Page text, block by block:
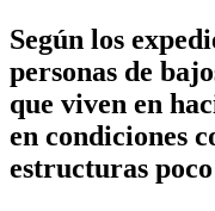
Según los
personas de
que viven en
en condiciones
estructuras